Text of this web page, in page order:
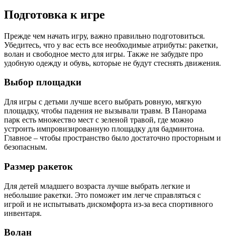
Подготовка к игре
Прежде чем начать игру, важно правильно подготовиться.
Убедитесь, что у вас есть все необходимые атрибуты: ракетки,
волан и свободное место для игры. Также не забудьте про
удобную одежду и обувь, которые не будут стеснять движения.
Выбор площадки
Для игры с детьми лучше всего выбрать ровную, мягкую
площадку, чтобы падения не вызывали травм. В Панорама
парк есть множество мест с зеленой травой, где можно
устроить импровизированную площадку для бадминтона.
Главное – чтобы пространство было достаточно просторным и
безопасным.
Размер ракеток
Для детей младшего возраста лучше выбрать легкие и
небольшие ракетки. Это поможет им легче справляться с
игрой и не испытывать дискомфорта из-за веса спортивного
инвентаря.
Волан